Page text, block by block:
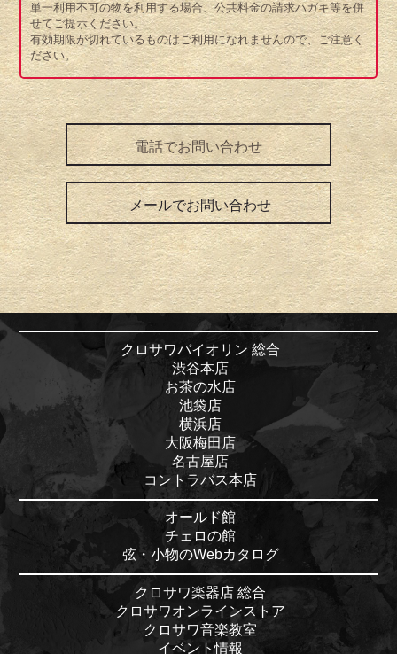
単一利用不可の物を利用する場合、公共料金の請求ハガキ等を併
せてご提示ください。
有効期限が切れているものはご利用になれませんので、ご注意く
ださい。
電話でお問い合わせ
メールでお問い合わせ
クロサワバイオリン 総合
渋谷本店
お茶の水店
池袋店
横浜店
大阪梅田店
名古屋店
コントラバス本店
オールド館
チェロの館
弦・小物のWebカタログ
クロサワ楽器店 総合
クロサワオンラインストア
クロサワ音楽教室
イベント情報